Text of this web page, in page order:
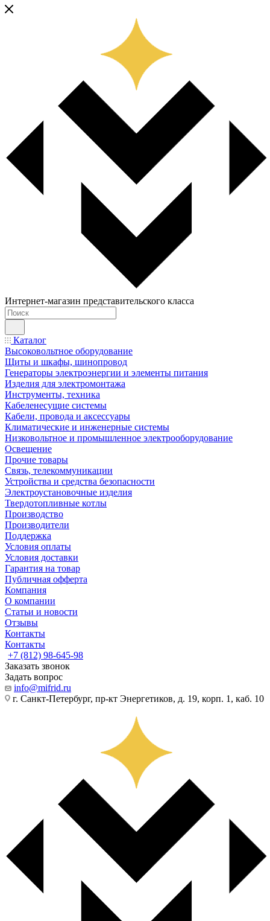
Интернет-магазин представительского класса
Каталог
Высоковольтное оборудование
Щиты и шкафы, шинопровод
Генераторы электроэнергии и элементы питания
Изделия для электромонтажа
Инструменты, техника
Кабеленесущие системы
Кабели, провода и аксессуары
Климатические и инженерные системы
Низковольтное и промышленное электрооборудование
Освещение
Прочие товары
Связь, телекоммуникации
Устройства и средства безопасности
Электроустановочные изделия
Твердотопливные котлы
Производство
Производители
Поддержка
Условия оплаты
Условия доставки
Гарантия на товар
Публичная офферта
Компания
О компании
Статьи и новости
Отзывы
Контакты
Контакты
+7 (812) 98-645-98
Заказать звонок
Задать вопрос
info@mifrid.ru
г. Санкт-Петербург, пр-кт Энергетиков, д. 19, корп. 1, каб. 10